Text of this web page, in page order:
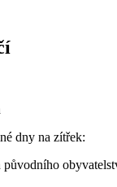
dny na zítřek: